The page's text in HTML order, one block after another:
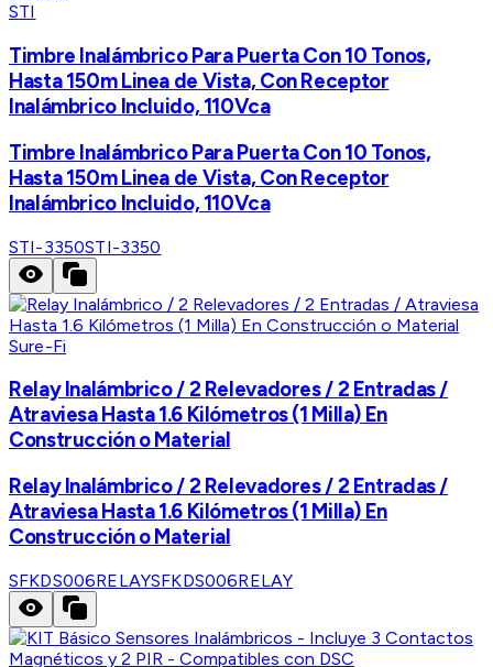
STI
Timbre Inalámbrico Para Puerta Con 10 Tonos,
Hasta 150m Linea de Vista, Con Receptor
Inalámbrico Incluido, 110Vca
Timbre Inalámbrico Para Puerta Con 10 Tonos,
Hasta 150m Linea de Vista, Con Receptor
Inalámbrico Incluido, 110Vca
STI-3350STI-3350
Sure-Fi
Relay Inalámbrico / 2 Relevadores / 2 Entradas /
Atraviesa Hasta 1.6 Kilómetros (1 Milla) En
Construcción o Material
Relay Inalámbrico / 2 Relevadores / 2 Entradas /
Atraviesa Hasta 1.6 Kilómetros (1 Milla) En
Construcción o Material
SFKDS006RELAYSFKDS006RELAY